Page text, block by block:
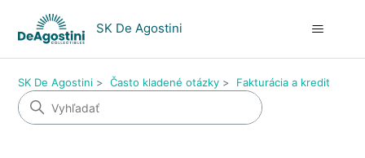
SK De Agostini
SK De Agostini Často kladené otázky Fakturácia a kredit